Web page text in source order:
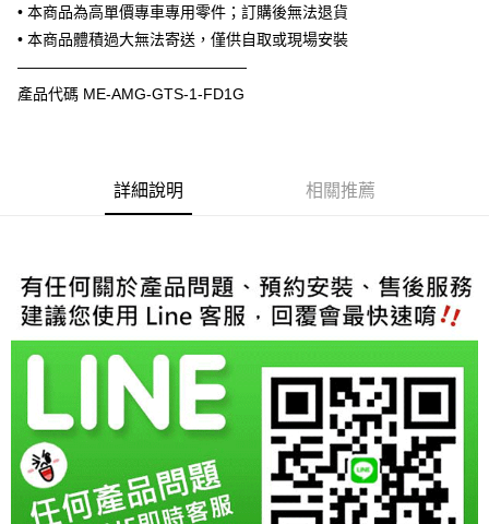
台灣樂天信用卡公司
相關說明
【關於「AFTEE先享後付」】
１．簡單：不需註冊會員、不需綁卡、不需儲值。
【「AFTEE先享後付」結帳流程】
１．於結帳方式選擇「AFTEE先享後付」後，將跳轉至「AFTEE先享後付」
結帳頁面，進行簡訊認證並確認金額後，即可完成結帳。
ATM／網路銀行／等多元方式進行付款，方視為交易完成。
※ 請注意：結帳手續完成當下不需立刻繳費，但若您需要取消訂單，請聯絡
購買商品的店家。未經商家同意取消之訂單仍視為有效，需透過AFTEE先享
後付繳納相關費用。
※ 交易是否成功請以「AFTEE先享後付 」之結帳頁面顯示為準，若有關於
是否繳費成功／繳費後需取消欲退款等相關疑問，請聯繫「AFTEE先享後付
https://netprotections.freshdesk.com/support/home
【注意事項】
１．透過由恩沛科技股份有限公司提供之「AFTEE先享後付」服務完成之交
易，需依本服務之必要範圍內提供個人資料，並將交易相關給付款項請求債
權轉讓予恩沛科技股份有限公司。
２．關於個人資料處理事宜，請瀏覽以下網址：
• 本商品為高單價專車專用零件；訂購後無法退貨
• 本商品體積過大無法寄送，僅供自取或現場安裝
———————————————
產品代碼 ME-AMG-GTS-1-FD1G
詳細說明 相關推薦